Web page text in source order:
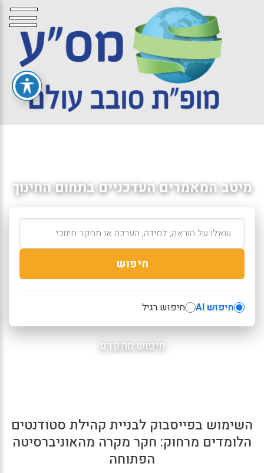
מיטב המאמרים העדכניים בתחום החינוך
חיפוש
חיפוש AI חיפוש רגיל
חיפוש מתקדם
השימוש בפייסבוק לבניית קהילת סטודנטים
הלומדים מרחוק: חקר מקרה מהאוניברסיטה
הפתוחה